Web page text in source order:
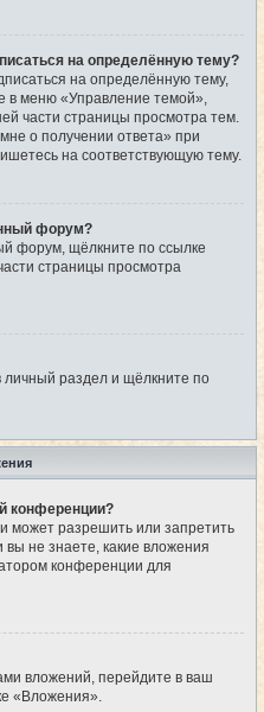
на определённую тему?
на определённую тему,
в меню «Управление темой»,
части страницы просмотра тем.
о получении ответа» при
на соответствующую тему.
форум?
форум, щёлкните по ссылке
страницы просмотра
личный раздел и щёлкните по
конференции?
может разрешить или запретить
не знаете, какие вложения
конференции для
вложений, перейдите в ваш
«Вложения».